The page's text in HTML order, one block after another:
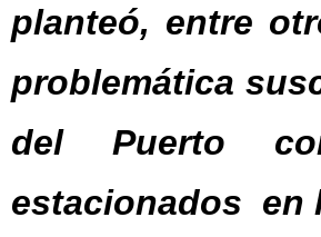
planteó, entre
problemática
del Puerto
estacionados en